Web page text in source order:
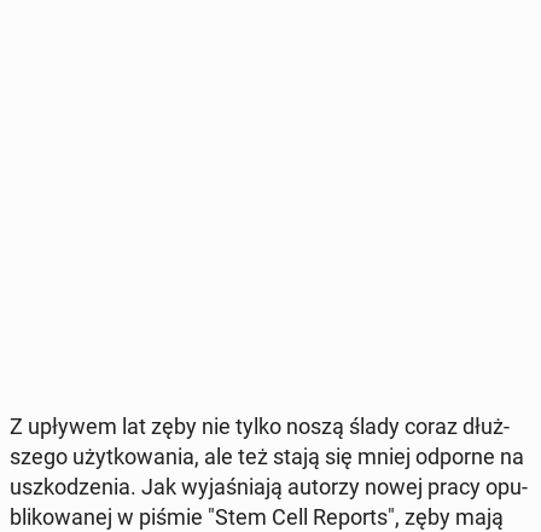
Z upływem lat zęby nie tylko noszą ślady coraz dłuż­
sze­go użyt­ko­wa­nia, ale też stają się mniej odporne na
uszko­dze­nia. Jak wy­ja­śnia­ją autorzy nowej pracy opu­
bli­ko­wa­nej w piśmie "Stem Cell Reports", zęby mają